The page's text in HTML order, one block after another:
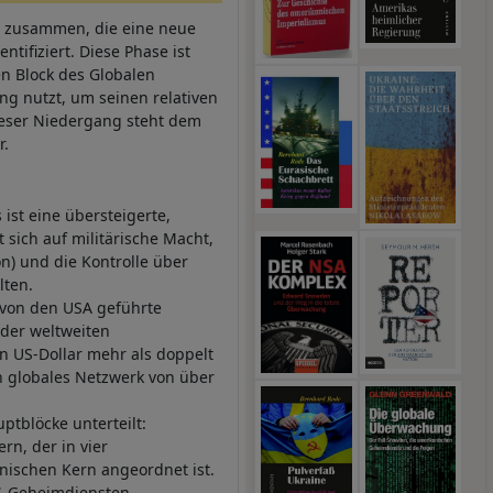
die eine neue
Diese Phase ist
Block des Globalen
nutzt, um seinen relativen
Niedergang steht dem
ist eine übersteigerte,
sich auf militärische Macht,
und die Kontrolle über
den USA geführte
weltweiten
US-Dollar mehr als doppelt
Netzwerk von über
unterteilt:
der in vier
Kern angeordnet ist.